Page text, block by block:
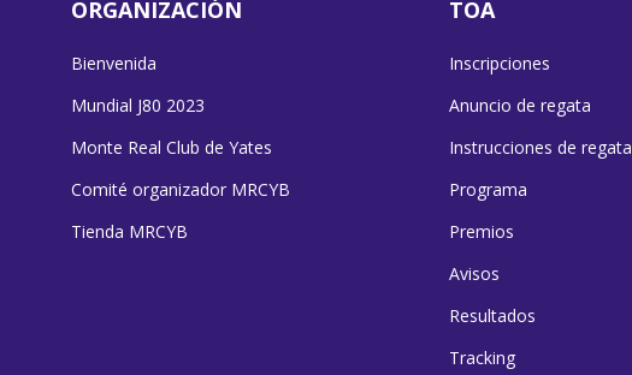
ORGANIZACIÓN
Bienvenida
Mundial J80 2023
Monte Real Club de Yates
Comité organizador MRCYB
Tienda MRCYB
TOA
Inscripciones
Anuncio de regata
Instrucciones de regata
Programa
Premios
Avisos
Resultados
Tracking